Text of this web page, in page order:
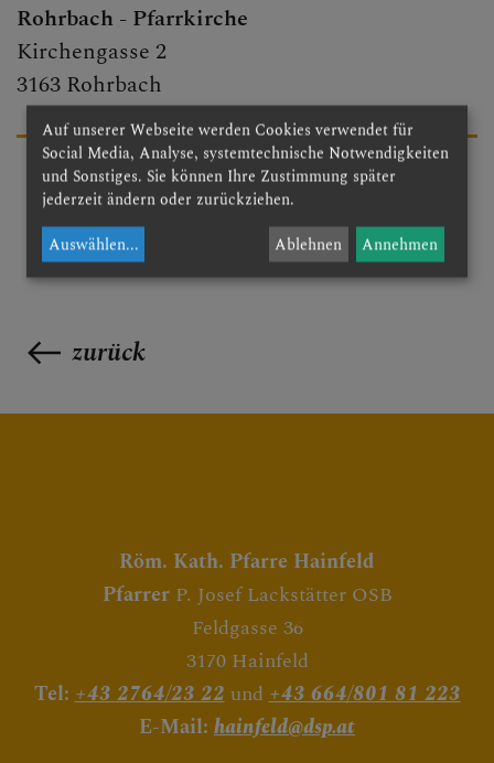
GRUPPEN & RUNDEN
Rohrbach - Pfarrkirche
Kirchengasse 2
3163 Rohrbach
zurück
Röm. Kath. Pfarre Hainfeld
Pfarrer P. Josef Lackstätter OSB
Feldgasse 36
3170 Hainfeld
Tel: +43 2764/23 22und+43 664/801 81 223
E-Mail: hainfeld@dsp.at
Auf unserer Webseite werden Cookies verwendet für
Social Media, Analyse, systemtechnische Notwendigkeiten
und Sonstiges. Sie können Ihre Zustimmung später
jederzeit ändern oder zurückziehen.
Auswählen... Ablehnen Annehmen